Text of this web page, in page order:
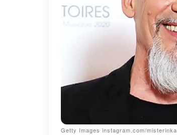
Getty Images instagram.com/misterinka